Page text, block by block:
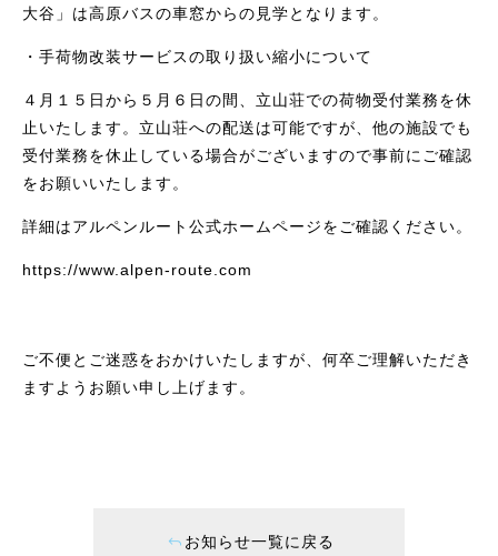
大谷」は高原バスの車窓からの見学となります。
・手荷物改装サービスの取り扱い縮小について
４月１５日から５月６日の間、立山荘での荷物受付業務を休
止いたします。立山荘への配送は可能ですが、他の施設でも
受付業務を休止している場合がございますので事前にご確認
をお願いいたします。
詳細はアルペンルート公式ホームページをご確認ください。
https://www.alpen-route.com
ご不便とご迷惑をおかけいたしますが、何卒ご理解いただき
ますようお願い申し上げます。
お知らせ一覧に戻る